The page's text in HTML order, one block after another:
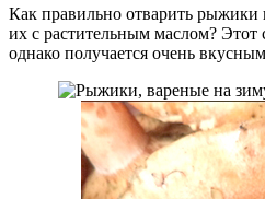
Как правильно отварить рыжики
их с растительным маслом? Этот
однако получается очень